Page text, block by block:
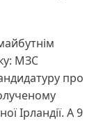
МЗС
про
Ірландії. А 9